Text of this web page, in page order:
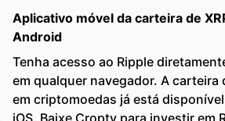
Aplicativo móvel da carteira de
Android
Tenha acesso ao Ripple
em qualquer navegador. A carteira
em criptomoedas já está
iOS. Baixe Cropty para investir em